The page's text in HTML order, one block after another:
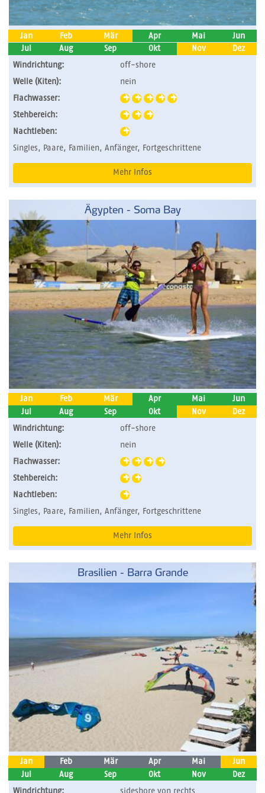
Jan Feb Mär Apr Mai
Jun
Jul
Aug Sep Okt Nov
Dez
Windrichtung:
off-shore
Welle (Kiten):
nein
Flachwasser:
Stehbereich:
Nachtleben:
Singles, Paare, Familien, Anfänger, Fortgeschrittene
Mehr Infos
Ägypten - Soma Bay
Jan Feb Mär Apr Mai
Jun
Jul
Aug Sep Okt Nov
Dez
Windrichtung:
off-shore
Welle (Kiten):
nein
Flachwasser:
Stehbereich:
Nachtleben:
Singles, Paare, Familien, Anfänger, Fortgeschrittene
Mehr Infos
Brasilien - Barra Grande
Jan Feb Mär Apr Mai
Jun
Jul
Aug Sep Okt Nov
Dez
Windrichtung:
sideshore von rechts